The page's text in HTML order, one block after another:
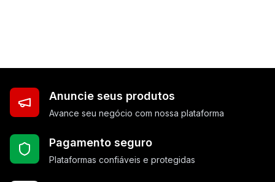
Anuncie seus produtos
Avance seu negócio com nossa plataforma
Pagamento seguro
Plataformas confiáveis e protegidas